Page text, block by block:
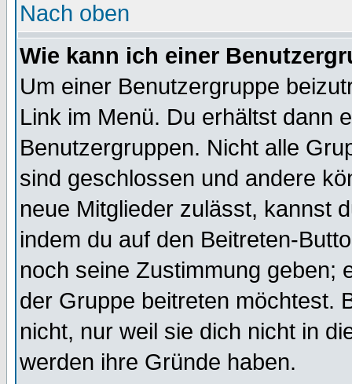
Nach oben
Wie kann ich einer
Um einer Benutzergruppe
Link im Menü. Du erhältst dann
Benutzergruppen. Nicht alle
sind geschlossen und andere
neue Mitglieder zulässt, kannst
indem du auf den Beitreten-
noch seine Zustimmung geben;
der Gruppe beitreten möchtest.
nicht, nur weil sie dich nicht in
werden ihre Gründe haben.